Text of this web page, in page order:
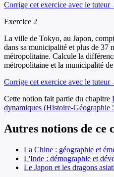
Corrige cet exercice avec le tuteur
Exercice 2
La ville de Tokyo, au Japon,
dans sa municipalité et plus de 37
métropolitaine. Calcule la
métropolitaine et la municipalité
Corrige cet exercice avec le tuteur
Cette notion fait partie du chapitre
dynamiques (Histoire-Géographie
Autres notions de ce
La Chine : géographie et
L'Inde : démographie et
Le Japon et les dragons